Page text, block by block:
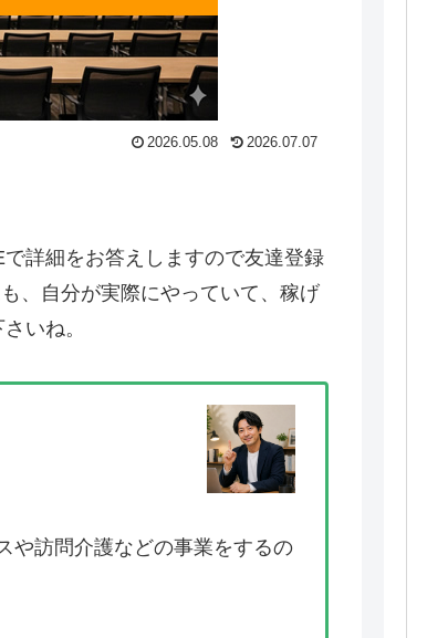
2026.05.08 2026.07.07
で詳細をお答えしますので友達登録
、自分が実際にやっていて、稼げ
いね。
や訪問介護などの事業をするの